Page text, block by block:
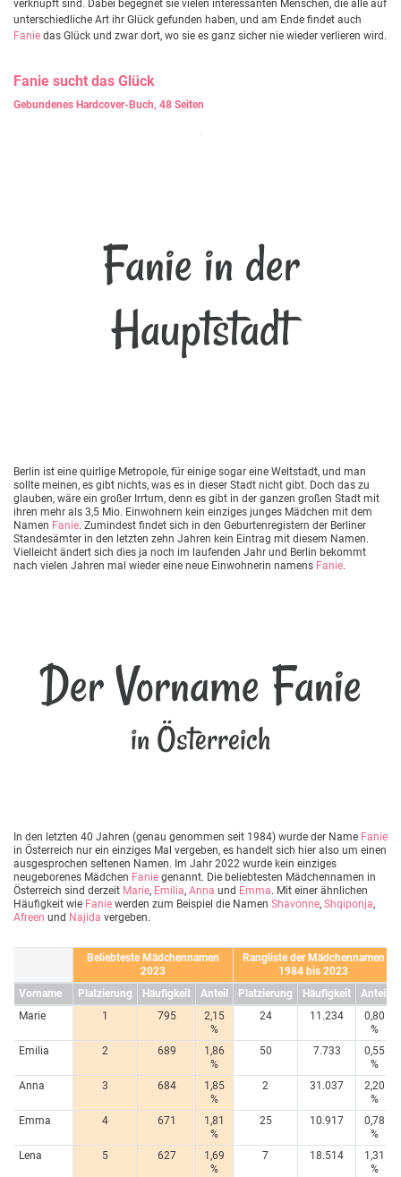
verknüpft sind. Dabei begegnet sie vielen interessanten Menschen, die alle auf
unterschiedliche Art ihr Glück gefunden haben, und am Ende findet auch
Fanie das Glück und zwar dort, wo sie es ganz sicher nie wieder verlieren wird.
Fanie sucht das Glück
Gebundenes Hardcover-Buch, 48 Seiten
Fanie in der
Hauptstadt
Berlin ist eine quirlige Metropole, für einige sogar eine Weltstadt, und man
sollte meinen, es gibt nichts, was es in dieser Stadt nicht gibt. Doch das zu
glauben, wäre ein großer Irrtum, denn es gibt in der ganzen großen Stadt mit
ihren mehr als 3,5 Mio. Einwohnern kein einziges junges Mädchen mit dem
Namen Fanie. Zumindest findet sich in den Geburtenregistern der Berliner
Standesämter in den letzten zehn Jahren kein Eintrag mit diesem Namen.
Vielleicht ändert sich dies ja noch im laufenden Jahr und Berlin bekommt
nach vielen Jahren mal wieder eine neue Einwohnerin namens Fanie.
Der Vorname Fanie
in Österreich
In den letzten 40 Jahren (genau genommen seit 1984) wurde der Name Fanie
in Österreich nur ein einziges Mal vergeben, es handelt sich hier also um einen
ausgesprochen seltenen Namen. Im Jahr 2022 wurde kein einziges
neugeborenes Mädchen Fanie genannt. Die beliebtesten Mädchennamen in
Österreich sind derzeit Marie, Emilia, Anna und Emma. Mit einer ähnlichen
Häufigkeit wie Fanie werden zum Beispiel die Namen Shavonne, Shqiponja,
Afreen und Najida vergeben.
Beliebteste Mädchennamen
2023
Rangliste der Mädchennamen
1984 bis 2023
Vorname
Platzierung Häufigkeit Anteil Platzierung Häufigkeit
Anteil
Marie
1 795
2,15
%
24 11.234
0,80
%
Emilia
2 689
1,86
%
50 7.733
0,55
%
Anna
3 684
1,85
%
2 31.037
2,20
%
Emma
4 671
1,81
%
25 10.917
0,78
%
Lena
5 627
1,69
%
7 18.514
1,31
%